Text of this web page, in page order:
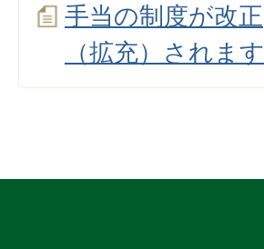
手当の制度が改正
（拡充）されます